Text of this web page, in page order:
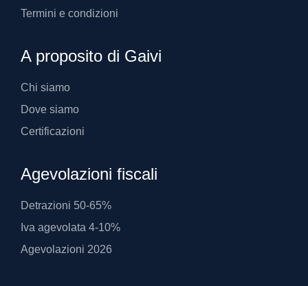
Termini e condizioni
A proposito di Gaivi
Chi siamo
Dove siamo
Certificazioni
Agevolazioni fiscali
Detrazioni 50-65%
Iva agevolata 4-10%
Agevolazioni 2026